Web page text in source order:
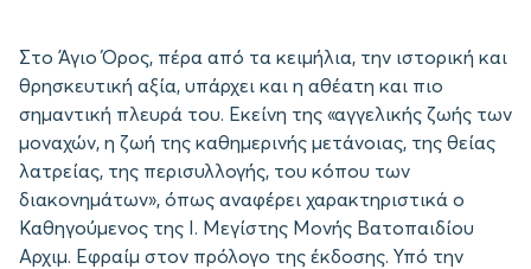
Στο Άγιο Όρος, πέρα από τα κειμήλια, την ιστορική και
θρησκευτική αξία, υπάρχει και η αθέατη και πιο
σημαντική πλευρά του. Εκείνη της «αγγελικής ζωής των
μοναχών, η ζωή της καθημερινής μετάνοιας, της θείας
λατρείας, της περισυλλογής, του κόπου των
διακονημάτων», όπως αναφέρει χαρακτηριστικά ο
Καθηγούμενος της Ι. Μεγίστης Μονής Βατοπαιδίου
Αρχιμ. Εφραίμ στον πρόλογο της έκδοσης. Υπό την